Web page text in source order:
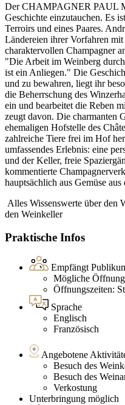
Der CHAMPAGNER PAUL
Geschichte einzutauchen. Es
Terroirs und eines Paares.
Ländereien ihrer Vorfahren
charaktervollen Champagner
"Die Arbeit im Weinberg
ist ein Anliegen." Die
und zu bewahren, liegt ihr
die Beherrschung des
ein und bearbeitet die Reben
zeugt davon. Die charmanten
ehemaligen Hofstelle des
zahlreiche Tiere frei im Hof
umfassendes Erlebnis: eine
und der Keller, freie
kommentierte
hauptsächlich aus Gemüse
Alles Wissenswerte über den
den Weinkeller
Praktische Infos
Empfängt
Mögliche
Öffnungszeiten:
Sprache
Englisch
Französisch
Angebotene
Besuch des
Besuch des
Verkostung
Unterbringung möglich